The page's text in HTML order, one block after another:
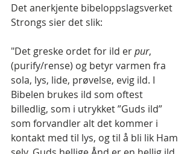
Det anerkjente bibeloppslagsverket
Strongs sier det slik:
"Det greske ordet for ild er pur,
(purify/rense) og betyr varmen fra
sola, lys, lide, prøvelse, evig ild. I
Bibelen brukes ild som oftest
billedlig, som i utrykket ”Guds ild”
som forvandler alt det kommer i
kontakt med til lys, og til å bli lik Ham